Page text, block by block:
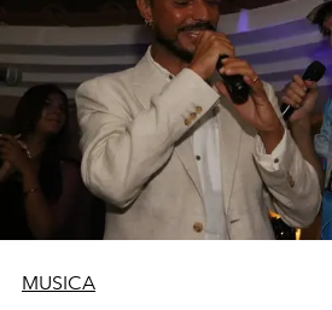
MUSICA